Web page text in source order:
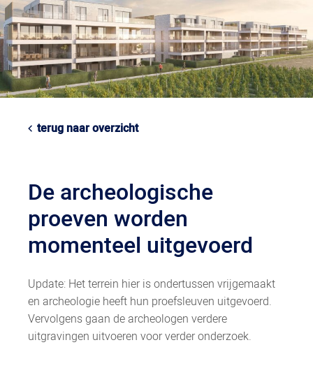
terug naar overzicht
De archeologische
proeven worden
momenteel uitgevoerd
Update: Het terrein hier is ondertussen vrijgemaakt
en archeologie heeft hun proefsleuven uitgevoerd.
Vervolgens gaan de archeologen verdere
uitgravingen uitvoeren voor verder onderzoek.